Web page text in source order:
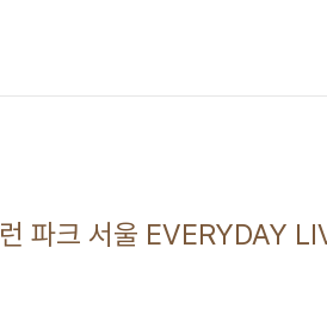
파크 서울 EVERYDAY